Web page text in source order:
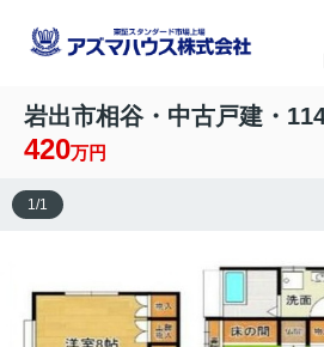
岩出市相谷・中古戸建・
420万円
1 /1